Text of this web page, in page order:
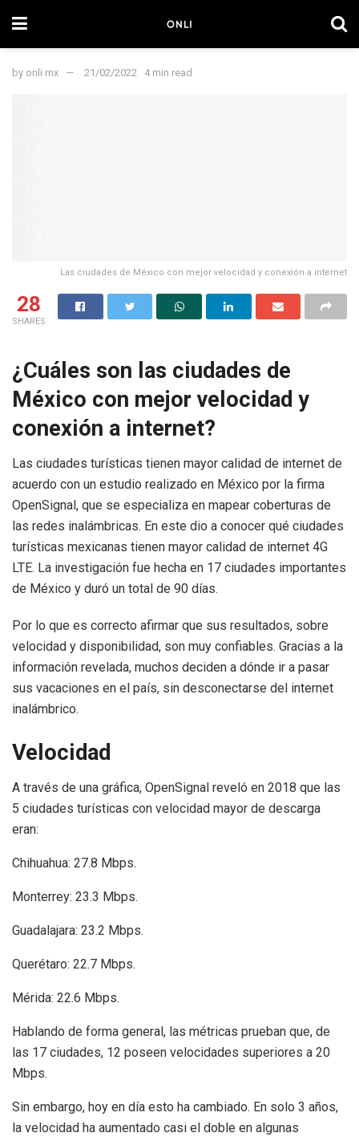
by onli mx 21/02/2022 4 min read
Las ciudades de México con mejor velocidad y conexión a internet
28
SHARES
¿Cuáles son las ciudades de
México con mejor velocidad y
conexión a internet?
Las ciudades turísticas tienen mayor calidad de internet de
acuerdo con un estudio realizado en México por la firma
OpenSignal, que se especializa en mapear coberturas de
las redes inalámbricas. En este dio a conocer qué ciudades
turísticas mexicanas tienen mayor calidad de internet 4G
LTE. La investigación fue hecha en 17 ciudades importantes
de México y duró un total de 90 días.
Por lo que es correcto afirmar que sus resultados, sobre
velocidad y disponibilidad, son muy confiables. Gracias a la
información revelada, muchos deciden a dónde ir a pasar
sus vacaciones en el país, sin desconectarse del internet
inalámbrico.
Velocidad
A través de una gráfica, OpenSignal reveló en 2018 que las
5 ciudades turísticas con velocidad mayor de descarga
eran:
Chihuahua: 27.8 Mbps.
Monterrey: 23.3 Mbps.
Guadalajara: 23.2 Mbps.
Querétaro: 22.7 Mbps.
Mérida: 22.6 Mbps.
Hablando de forma general, las métricas prueban que, de
las 17 ciudades, 12 poseen velocidades superiores a 20
Mbps.
Sin embargo, hoy en día esto ha cambiado. En solo 3 años,
la velocidad ha aumentado casi el doble en algunas